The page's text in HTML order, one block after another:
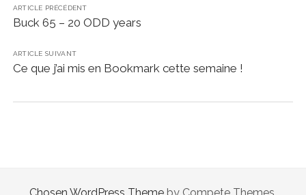
ARTICLE PRÉCÉDENT
Buck 65 – 20 ODD years
ARTICLE SUIVANT
Ce que j’ai mis en Bookmark cette semaine !